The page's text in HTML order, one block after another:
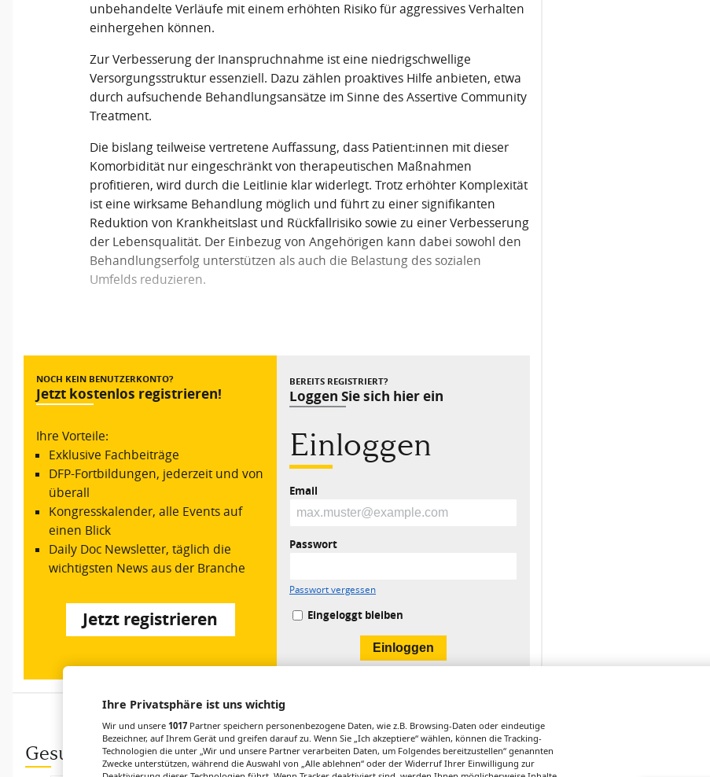
unbehandelte Verläufe mit einem erhöhten Risiko für aggressives Verhalten
einhergehen können.
Zur Verbesserung der Inanspruchnahme ist eine niedrigschwellige
Versorgungsstruktur essenziell. Dazu zählen proaktives Hilfe anbieten, etwa
durch aufsuchende Behandlungsansätze im Sinne des Assertive Community
Treatment.
Die bislang teilweise vertretene Auffassung, dass Patient:innen mit dieser
Komorbidität nur eingeschränkt von therapeutischen Maßnahmen
profitieren, wird durch die Leitlinie klar widerlegt. Trotz erhöhter Komplexität
ist eine wirksame Behandlung möglich und führt zu einer signifikanten
Reduktion von Krankheitslast und Rückfallrisiko sowie zu einer Verbesserung
der Lebensqualität. Der Einbezug von Angehörigen kann dabei sowohl den
Behandlungserfolg unterstützen als auch die Belastung des sozialen
Umfelds reduzieren.
NOCH KEIN BENUTZERKONTO?
Jetzt kostenlos registrieren!
Ihre Vorteile:
Exklusive Fachbeiträge
DFP-Fortbildungen, jederzeit und von
überall
Kongresskalender, alle Events auf
einen Blick
Daily Doc Newsletter, täglich die
wichtigsten News aus der Branche
Jetzt registrieren
BEREITS REGISTRIERT?
Loggen Sie sich hier ein
Einloggen
Email
Passwort
Passwort vergessen
Eingeloggt bleiben
Gesund.at entdecken
Ihre Privatsphäre ist uns wichtig
Wir und unsere 1017 Partner speichern personenbezogene Daten, wie z.B. Browsing-Daten oder eindeutige
Bezeichner, auf Ihrem Gerät und greifen darauf zu. Wenn Sie „Ich akzeptiere“ wählen, können die Tracking-
Technologien die unter „Wir und unsere Partner verarbeiten Daten, um Folgendes bereitzustellen“ genannten
Zwecke unterstützen, während die Auswahl von „Alle ablehnen“ oder der Widerruf Ihrer Einwilligung zur